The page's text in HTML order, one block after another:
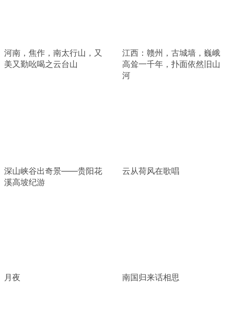
河南，焦作，南太行山，又
美又勤吆喝之云台山
江西：赣州，古城墙，巍峨
高耸一千年，扑面依然旧山
河
深山峡谷出奇景——贵阳花
溪高坡纪游
云从荷风在歌唱
月夜 南国归来话相思